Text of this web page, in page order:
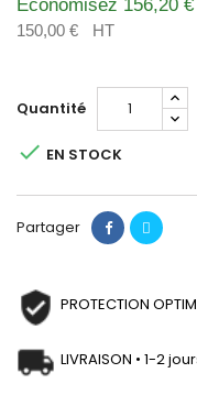
Économisez 156,20 €
150,00 € HT
Quantité
 EN STOCK
Partager
PROTECTION
LIVRAISON • 1-2